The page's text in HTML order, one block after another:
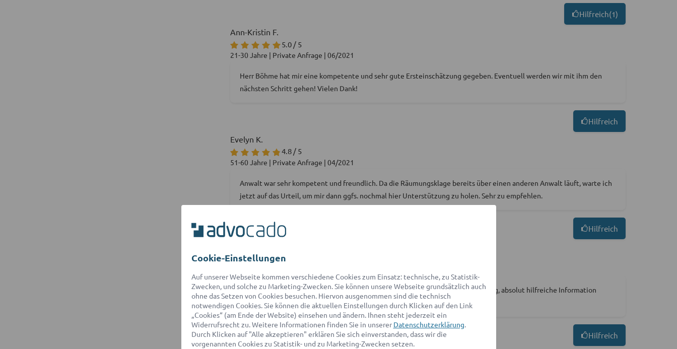
Hilfreich(1)
Ann-Kristin F.
5.0 / 5
21-30 Jahre | Private Anfrage | 06/2021
Herr Böhme hat mir eine kompetente und sehr gute Ersteinschätzung gegeben. Eventuell werden wir mit ihm den
nächsten Schritt gehen! Vielen Dank!
Hilfreich
Evelyn K.
4.8 / 5
51-60 Jahre | Private Anfrage | 04/2021
Anwalt war sehr kompetent und freundlich. Da die Räumungsklage bereits über einen anderen Anwalt läuft, warte ich
jetzt auf das Urteil, um mir dann ggfs. nochmal hier Unterstützung zu holen. Sehr zu empfehlen.
Hilfreich
5.0 / 5
Sehr rasche Reaktionszeit, sehr kompetent und freundlich, sehr vertrauenswürdig, absolut hilfreiche Information
erhalten.
Hilfreich
Cookie-Einstellungen
Auf unserer Webseite kommen verschiedene Cookies zum Einsatz: technische, zu Statistik-
Zwecken, und solche zu Marketing-Zwecken. Sie können unsere Webseite grundsätzlich auch
ohne das Setzen von Cookies besuchen. Hiervon ausgenommen sind die technisch
notwendigen Cookies. Sie können die aktuellen Einstellungen durch Klicken auf den Link
„Cookies“ (am Ende der Website) einsehen und ändern. Ihnen steht jederzeit ein
Widerrufsrecht zu. Weitere Informationen finden Sie in unserer Datenschutzerklärung.
Durch Klicken auf "Alle akzeptieren" erklären Sie sich einverstanden, dass wir die
vorgenannten Cookies zu Statistik- und zu Marketing-Zwecken setzen.